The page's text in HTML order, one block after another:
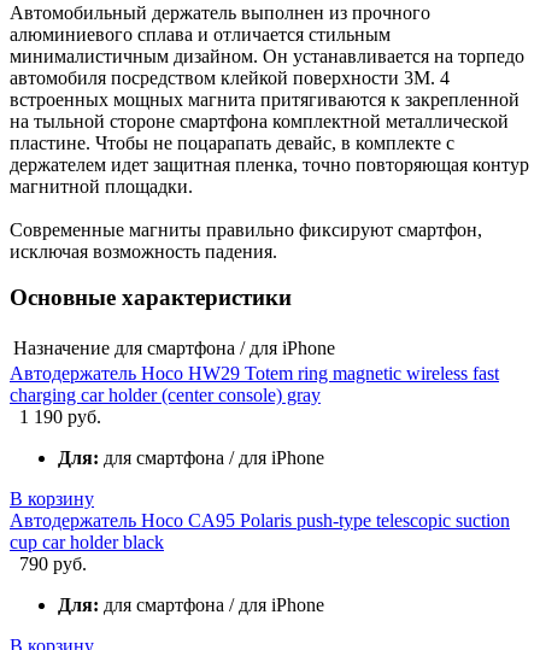
Автомобильный держатель выполнен из прочного
алюминиевого сплава и отличается стильным
минималистичным дизайном. Он устанавливается на торпедо
автомобиля посредством клейкой поверхности 3M. 4
встроенных мощных магнита притягиваются к закрепленной
на тыльной стороне смартфона комплектной металлической
пластине. Чтобы не поцарапать девайс, в комплекте с
держателем идет защитная пленка, точно повторяющая контур
магнитной площадки.
Современные магниты правильно фиксируют смартфон,
исключая возможность падения.
Основные характеристики
Назначение для смартфона / для iPhone
Автодержатель Hoco HW29 Totem ring magnetic wireless fast
charging car holder (center console) gray
1 190 руб.
Для: для смартфона / для iPhone
В корзину
Автодержатель Hoco CA95 Polaris push-type telescopic suction
cup car holder black
790 руб.
Для: для смартфона / для iPhone